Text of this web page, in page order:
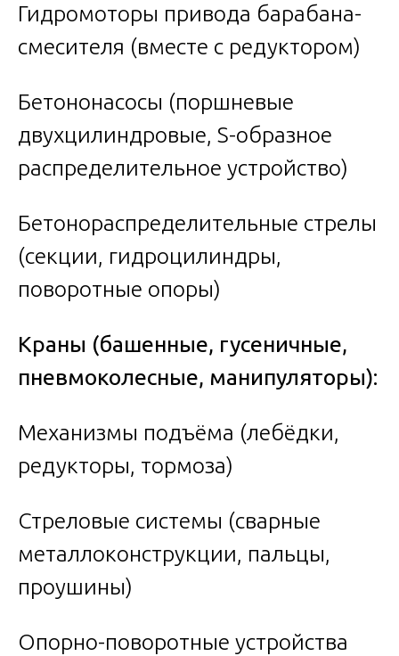
Гидромоторы привода барабана-
смесителя (вместе с редуктором)
Бетононасосы (поршневые
двухцилиндровые, S-образное
распределительное устройство)
Бетонораспределительные стрелы
(секции, гидроцилиндры,
поворотные опоры)
Краны (башенные, гусеничные,
пневмоколесные, манипуляторы):
Механизмы подъёма (лебёдки,
редукторы, тормоза)
Стреловые системы (сварные
металлоконструкции, пальцы,
проушины)
Опорно-поворотные устройства